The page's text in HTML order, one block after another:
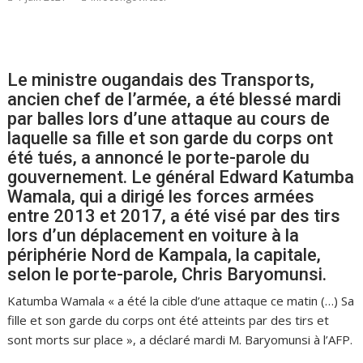
Le ministre ougandais des Transports,
ancien chef de l’armée, a été blessé mardi
par balles lors d’une attaque au cours de
laquelle sa fille et son garde du corps ont
été tués, a annoncé le porte-parole du
gouvernement. Le général Edward Katumba
Wamala, qui a dirigé les forces armées
entre 2013 et 2017, a été visé par des tirs
lors d’un déplacement en voiture à la
périphérie Nord de Kampala, la capitale,
selon le porte-parole, Chris Baryomunsi.
Katumba Wamala « a été la cible d’une attaque ce matin (…) Sa
fille et son garde du corps ont été atteints par des tirs et
sont morts sur place », a déclaré mardi M. Baryomunsi à l’AFP.